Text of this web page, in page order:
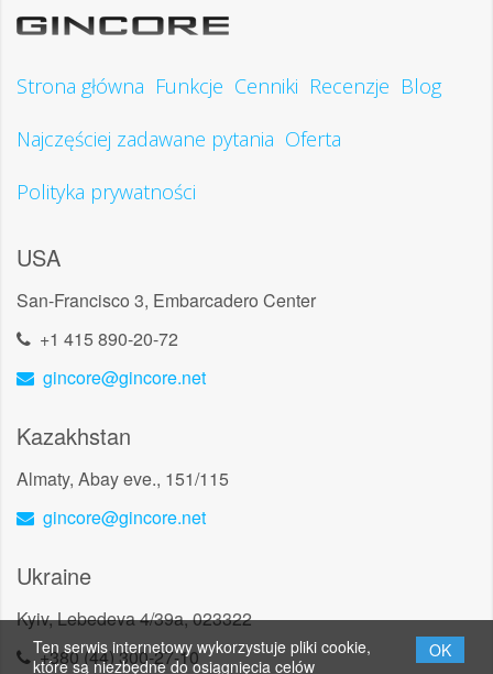
Strona główna Funkcje Cenniki Recenzje Blog
Najczęściej zadawane pytania Oferta
Polityka prywatności
USA
San-Francisco 3, Embarcadero Center
+1 415 890-20-72
gincore@gincore.net
Kazakhstan
Almaty, Abay eve., 151/115
gincore@gincore.net
Ukraine
Kyiv, Lebedeva 4/39a, 023322
+380 (44) 300-27-10
Ten serwis internetowy wykorzystuje pliki cookie,
które są niezbędne do osiągnięcia celów
OK